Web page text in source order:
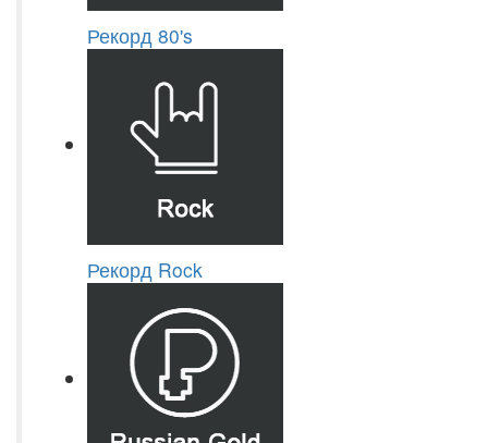
Рекорд 80's
Рекорд Rock